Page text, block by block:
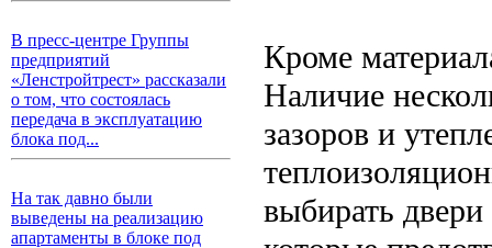
В пресс-центре Группы
предприятий
«Ленстройтрест» рассказали
о том, что состоялась
передача в эксплуатацию
блока под...
На так давно были
выведены на реализацию
апартаменты в блоке под
Кроме
Наличие
зазоров и
выбирать